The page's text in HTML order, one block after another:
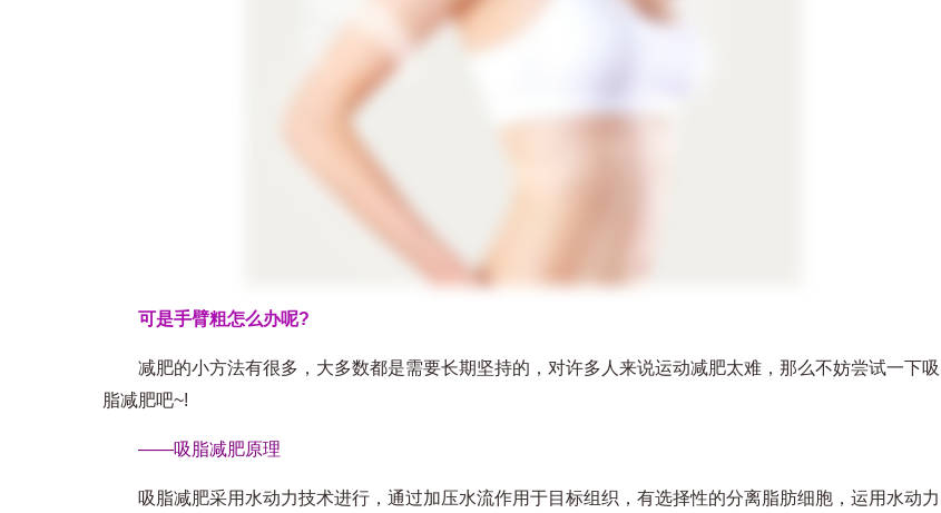
可是手臂粗怎么办呢?
减肥的小方法有很多，大多数都是需要长期坚持的，对许多人来说运动减肥太难，那么不妨尝试一下吸
脂减肥吧~!
——吸脂减肥原理
吸脂减肥采用水动力技术进行，通过加压水流作用于目标组织，有选择性的分离脂肪细胞，运用水动力